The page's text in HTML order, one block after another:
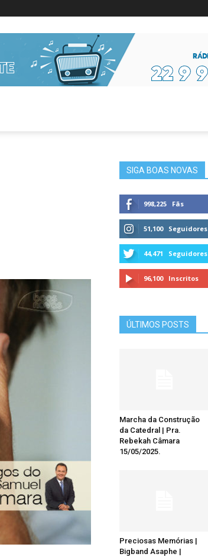
Informações da Figura
SIGA BOAS NOVAS
998,225 Fãs
51,100 Seguidores
44,471 Seguidores
96,100 Inscritos
ÚLTIMOS POSTS
Marcha da Construção
da Catedral | Pra.
Rebekah Câmara
15/05/2025.
Preciosas Memórias |
Bigband Asaphe |